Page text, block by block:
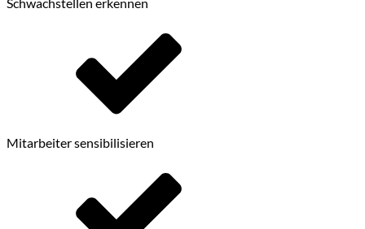
Mitarbeiter sensibilisieren